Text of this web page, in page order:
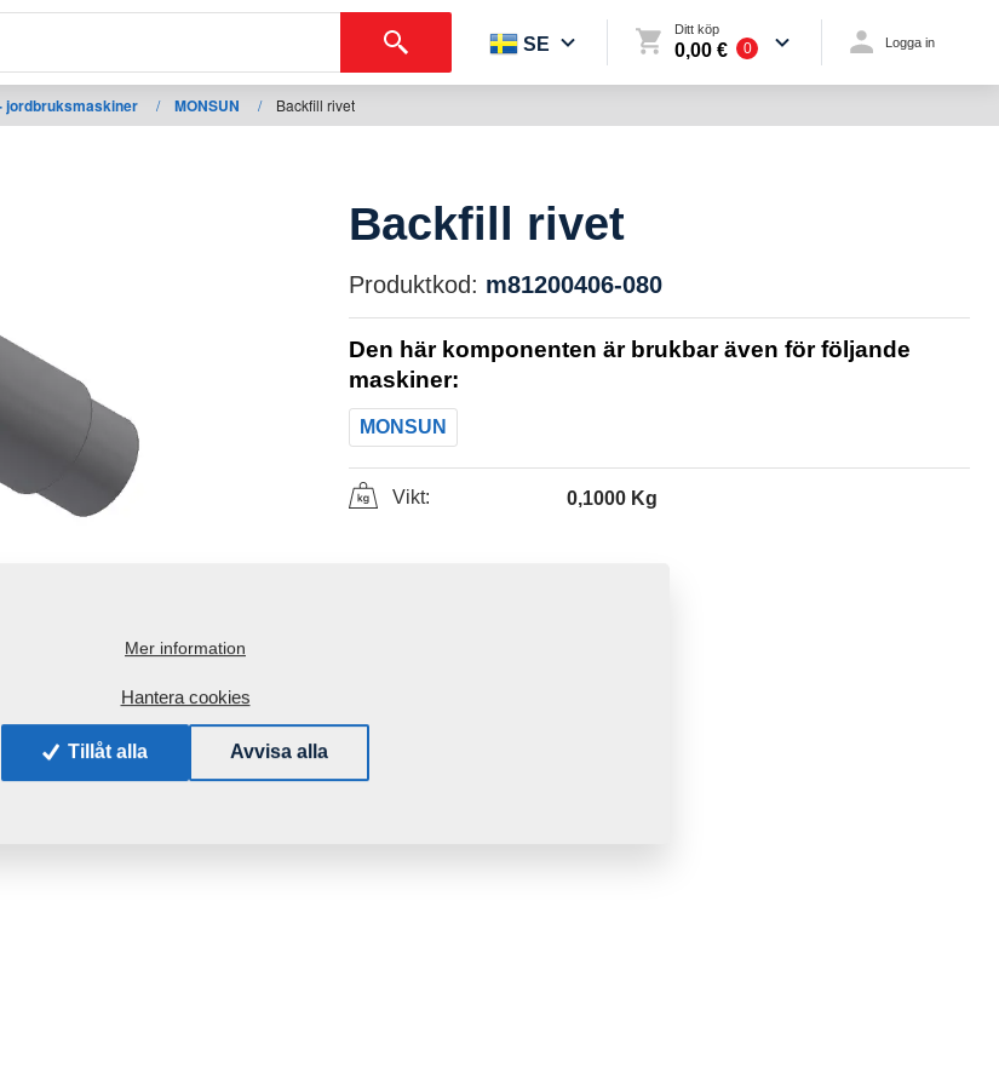
SE
Ditt köp
0,00 € 0 Logga in
jordbruksmaskiner / MONSUN / Backfill rivet
Backfill rivet
Produktkod: m81200406-080
Den här komponenten är brukbar även för följande
maskiner:
MONSUN
Vikt: 0,1000 Kg
Mer information
Hantera cookies
Tillåt alla Avvisa alla